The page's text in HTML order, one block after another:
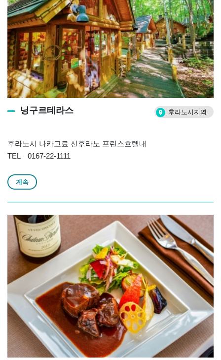
닝구르테라스 후라노시지역
후라노시 나카고료 신후라노 프린스호텔내
TEL 0167-22-1111
계속